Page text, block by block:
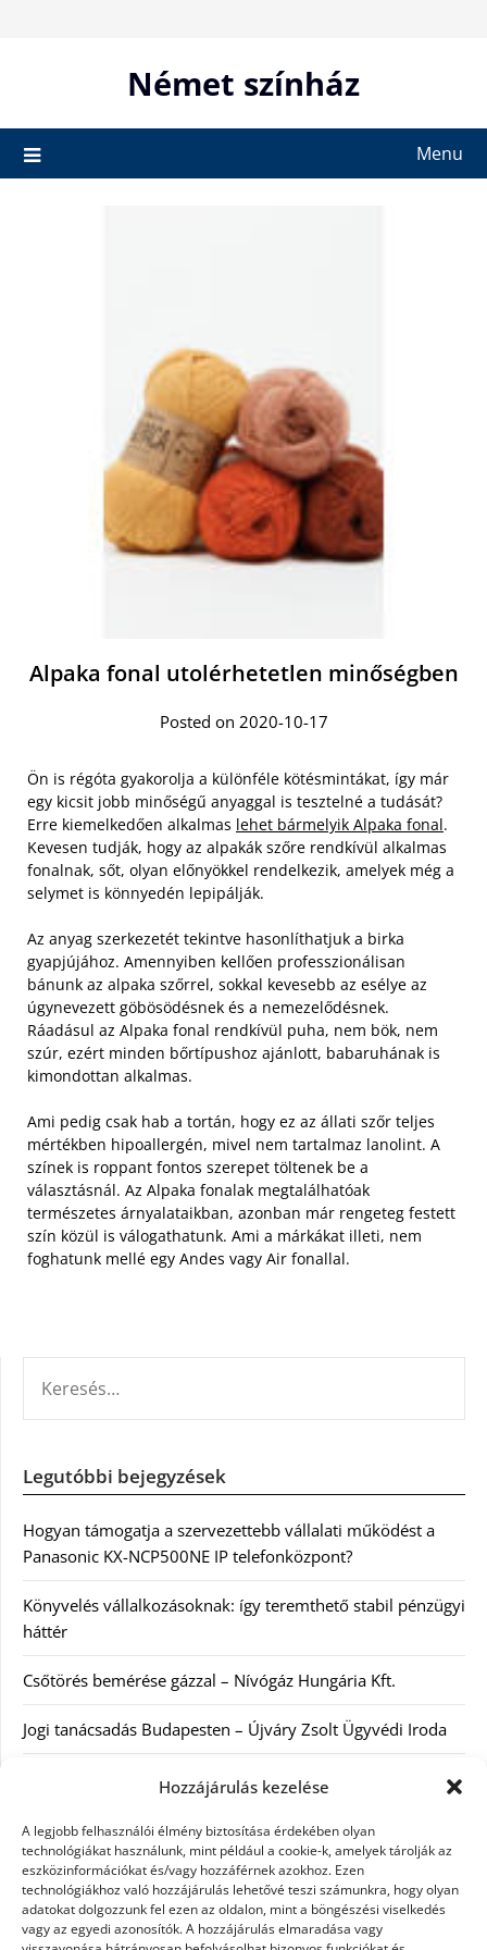
Hozzájárulás kezelése
A legjobb felhasználói élmény biztosítása érdekében olyan
technológiákat használunk, mint például a cookie-k, amelyek tárolják az
eszközinformációkat és/vagy hozzáférnek azokhoz. Ezen
technológiákhoz való hozzájárulás lehetővé teszi számunkra, hogy olyan
adatokat dolgozzunk fel ezen az oldalon, mint a böngészési viselkedés
vagy az egyedi azonosítók. A hozzájárulás elmaradása vagy
Német színház
Menu
Alpaka fonal utolérhetetlen minőségben
Posted on 2020-10-17
Ön is régóta gyakorolja a különféle kötésmintákat, így már
egy kicsit jobb minőségű anyaggal is tesztelné a tudását?
Erre kiemelkedően alkalmas lehet bármelyik Alpaka fonal.
Kevesen tudják, hogy az alpakák szőre rendkívül alkalmas
fonalnak, sőt, olyan előnyökkel rendelkezik, amelyek még a
selymet is könnyedén lepipálják.
Az anyag szerkezetét tekintve hasonlíthatjuk a birka
gyapjújához. Amennyiben kellően professzionálisan
bánunk az alpaka szőrrel, sokkal kevesebb az esélye az
úgynevezett göbösödésnek és a nemezelődésnek.
Ráadásul az Alpaka fonal rendkívül puha, nem bök, nem
szúr, ezért minden bőrtípushoz ajánlott, babaruhának is
kimondottan alkalmas.
Ami pedig csak hab a tortán, hogy ez az állati szőr teljes
mértékben hipoallergén, mivel nem tartalmaz lanolint. A
színek is roppant fontos szerepet töltenek be a
választásnál. Az Alpaka fonalak megtalálhatóak
természetes árnyalataikban, azonban már rengeteg festett
szín közül is válogathatunk. Ami a márkákat illeti, nem
foghatunk mellé egy Andes vagy Air fonallal.
Legutóbbi bejegyzések
Hogyan támogatja a szervezettebb vállalati működést a
Panasonic KX-NCP500NE IP telefonközpont?
Könyvelés vállalkozásoknak: így teremthető stabil pénzügyi
háttér
Csőtörés bemérése gázzal – Nívógáz Hungária Kft.
Jogi tanácsadás Budapesten – Újváry Zsolt Ügyvédi Iroda
Arckrémek – mit érdemes tudni az öregedés lassításáról és
Kategóriák
Egyéb kategória